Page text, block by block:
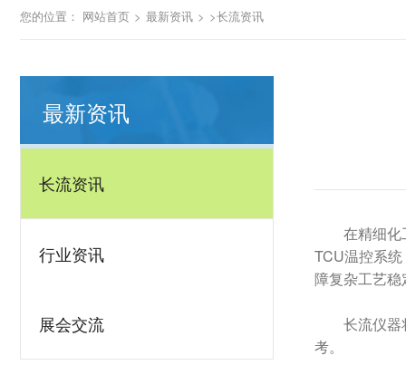
您的位置： 网站首页 > 最新资讯 > >长流资讯
最新资讯
长流资讯
行业资讯
展会交流
在精细
TCU温控系
障复杂工艺
长流仪
考。